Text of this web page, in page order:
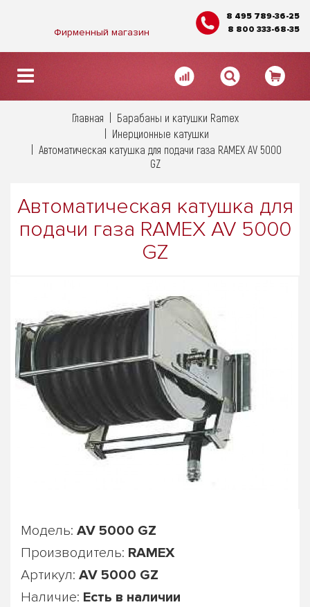
Фирменный магазин
8 495 789-36-25
8 800 333-68-35
Главная
Барабаны и катушки Ramex
Инерционные катушки
Автоматическая катушка для подачи газа RAMEX AV 5000
GZ
Автоматическая катушка для
подачи газа RAMEX AV 5000
GZ
Модель: AV 5000 GZ
Производитель: RAMEX
Артикул: AV 5000 GZ
Наличие: Есть в наличии